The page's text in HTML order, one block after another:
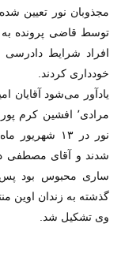
مجذوبان نور تعیین
توسط قاضی پرونده به
افراد شرایط دادرسی
خودداری کردند.
مرادی٬ افشین
نور در ۱۳
شدند و آقای مصطفی
ساری محبوس بود پس
گذشته به زندان اوین
وی تشکیل شد.